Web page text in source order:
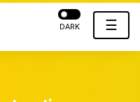
☰
DARK